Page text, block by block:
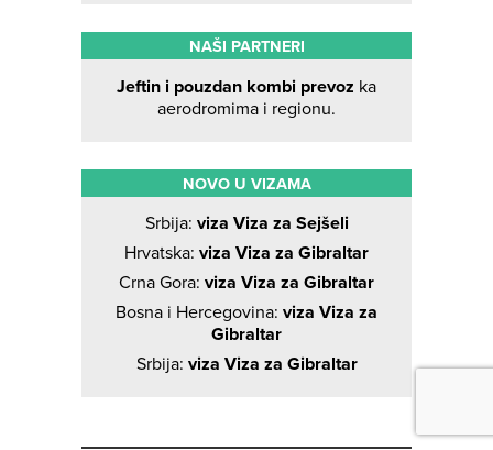
NAŠI PARTNERI
Jeftin i pouzdan kombi prevoz ka
aerodromima i regionu.
NOVO U VIZAMA
Srbija: viza Viza za Sejšeli
Hrvatska: viza Viza za Gibraltar
Crna Gora: viza Viza za Gibraltar
Bosna i Hercegovina: viza Viza za
Gibraltar
Srbija: viza Viza za Gibraltar